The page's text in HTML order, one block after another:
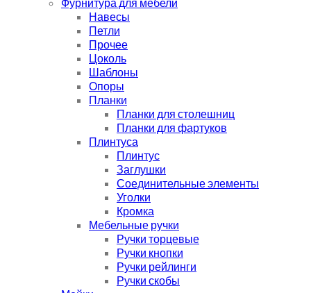
Навесы
Петли
Прочее
Цоколь
Шаблоны
Опоры
Планки
Планки для столешниц
Планки для фартуков
Плинтуса
Плинтус
Заглушки
Соединительные элементы
Уголки
Кромка
Мебельные ручки
Ручки торцевые
Ручки кнопки
Ручки рейлинги
Ручки скобы